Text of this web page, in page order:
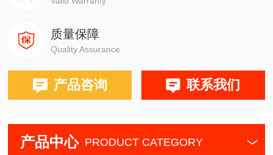
质量保障
Quality Assurance
产品咨询 联系我们
产品中心 PRODUCT CATEGORY